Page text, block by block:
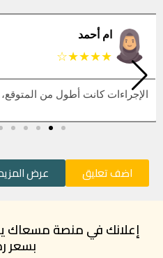
البتول
★★★★★
العقار اللي كنت أبيه طلع
اضف تعليق عرض المزيد
إعلانك في منصة مسعاك
بسعر